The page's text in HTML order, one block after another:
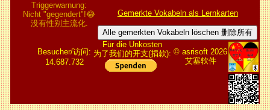
Triggerwarnung:
Nicht "gegendert"!😂
没有性别主流化.
Gemerkte Vokabeln als Lernkarten
Alle gemerkten Vokabeln löschen 删除所有
Besucher/访问:
14.687.732
Für die Unkosten
为了我们的开支(捐款): © asrisoft 2026
艾塞软件